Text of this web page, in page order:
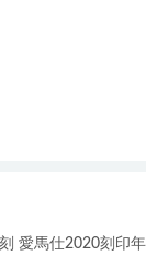
愛馬仕2020刻印